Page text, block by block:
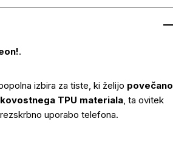
.
izbira za tiste, ki želijo povečano
TPU materiala, ta ovitek
uporabo telefona.